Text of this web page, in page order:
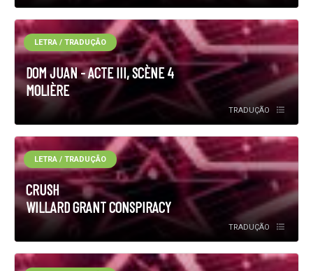
DOM JUAN - ACTE III, SCÈNE 4
MOLIÈRE
LETRA / TRADUÇÃO
TRADUÇÃO
CRUSH
WILLARD GRANT CONSPIRACY
LETRA / TRADUÇÃO
TRADUÇÃO